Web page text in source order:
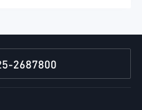
2687800